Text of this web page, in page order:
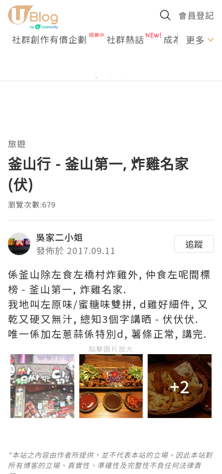
會員登記
社群創作有價企劃 社群熱話 成為U更多
旅遊
釜山行 - 釜山第一, 炸雞名家
(伏)
瀏覽次數:679
吳家二小姐
發佈於 2017.09.11
追蹤
係釜山除左食左橋村炸雞外, 仲食左呢間標
榜 - 釜山第一, 炸雞名家.
我地叫左原味/蜜糖味雙拼, d雞好細件, 又
乾又硬又無汁, 總知3個字講晒 - 伏伏伏.
唯一係加左蔥蒜係特別d, 薯條正常, 講完.
點擊圖片放大
+2
*本站之內容由作者所提供，並不代表本站的立場。因此本站對
所有博客的立場、真實性、準確性及完整性不負任何法律責